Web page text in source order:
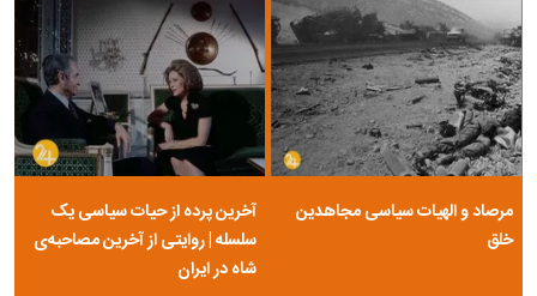
مرصاد و الهیات سیاسی مجاهدین
خلق
آخرین پرده از حیات سیاسی یک
سلسله | روایتی از آخرین مصاحبه‌ی
شاه در ایران